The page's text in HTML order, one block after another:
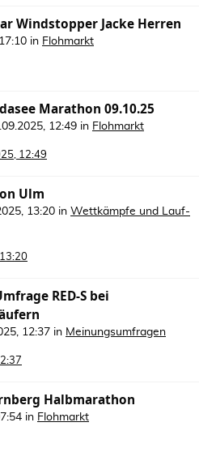
Windstopper Jacke Herren
in Flohmarkt
Marathon 09.10.25
12:49 in Flohmarkt
12:49
Ulm
13:20 in Wettkämpfe und Lauf-
RED-S bei
12:37 in Meinungsumfragen
Halbmarathon
in Flohmarkt